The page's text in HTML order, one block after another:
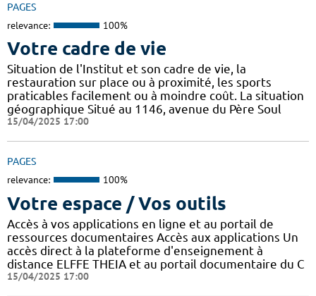
PAGES
relevance: 100%
Votre cadre de vie
Situation de l'Institut et son cadre de vie, la
restauration sur place ou à proximité, les sports
praticables facilement ou à moindre coût. La situation
géographique Situé au 1146, avenue du Père Soul
15/04/2025 17:00
PAGES
relevance: 100%
Votre espace / Vos outils
Accès à vos applications en ligne et au portail de
ressources documentaires Accès aux applications Un
accès direct à la plateforme d'enseignement à
distance ELFFE THEIA et au portail documentaire du C
15/04/2025 17:00